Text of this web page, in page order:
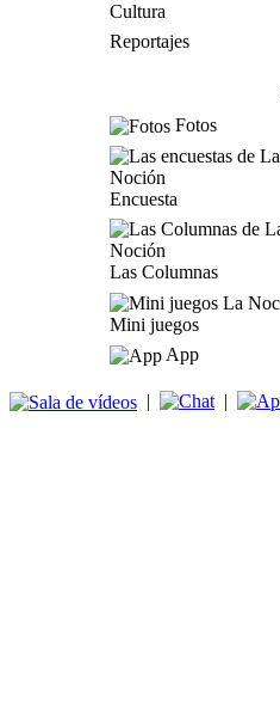
Cultura
Reportajes
Fotos
Encuesta
Las Columnas
Mini juegos
App
| |